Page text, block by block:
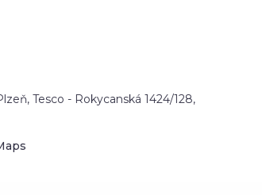
Tesco - Rokycanská 1424/128,